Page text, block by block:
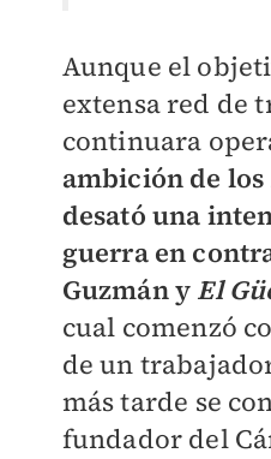
Aunque el
extensa red de
continuara
ambición de
desató una
guerra en
Guzmán y El
cual comenzó
de un
más tarde se
fundador del